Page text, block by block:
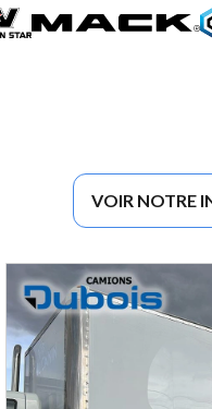
VOIR NOTRE